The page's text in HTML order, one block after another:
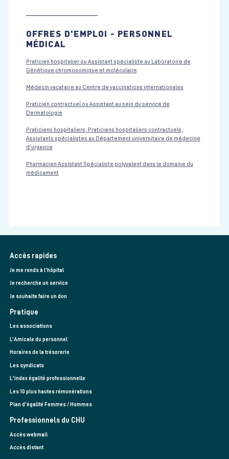
OFFRES D'EMPLOI - PERSONNEL
MÉDICAL
Praticien hospitalier ou Assistant spécialiste au Laboratoire de
Génétique chromosomique et moléculaire
Médecin vacataire au Centre de vaccinations internationales
Praticien contractuel ou Assistant au sein du service de
Dermatologie
Praticiens hospitaliers, Praticiens hospitaliers contractuels,
Assistants spécialistes au Département universitaire de médecine
d’urgence
Pharmacien Assistant Spécialiste polyvalent dans le domaine du
médicament
Accès rapides
Je me rends à l'hôpital
Je recherche un service
Je souhaite faire un don
Pratique
Les associations
L’Amicale du personnel
Horaires de la trésorerie
Les syndicats
L'index égalité professionnelle
Les 10 plus hautes rémunérations
Plan d'égalité Femmes / Hommes
Professionnels du CHU
Accès webmail
Accès distant